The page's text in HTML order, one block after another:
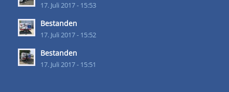
17. Juli 2017 - 15:53
Bestanden
17. Juli 2017 - 15:52
Bestanden
17. Juli 2017 - 15:51